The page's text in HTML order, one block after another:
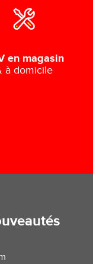
en magasin
à domicile